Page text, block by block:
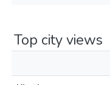
Top city views